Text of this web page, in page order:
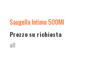
Saugella Intimo 500Ml
Prezzo su richiesta
all